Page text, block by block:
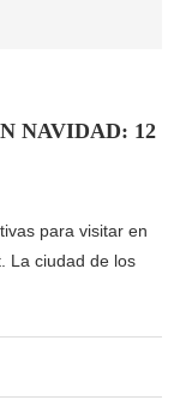
NAVIDAD: 12
para visitar en
La ciudad de los